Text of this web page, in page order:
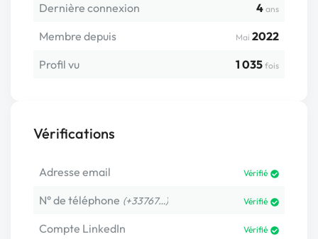
Dernière connexion 4 ans
Membre depuis Mai 2022
Profil vu
1 035 fois
Vérifications
Adresse email Vérifié
N° de téléphone (+33767…) Vérifié
Compte LinkedIn Vérifié